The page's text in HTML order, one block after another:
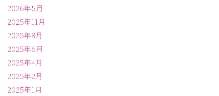
2026年5月
2025年11月
2025年8月
2025年6月
2025年4月
2025年2月
2025年1月